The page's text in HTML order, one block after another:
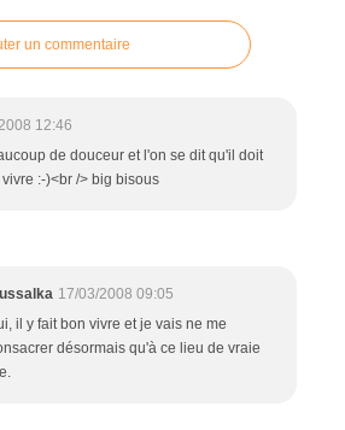
un commentaire
12:46
de douceur et l'on se dit qu'il doit
:-)<br /> big bisous
17/03/2008 09:05
il y fait bon vivre et je vais ne me
désormais qu'à ce lieu de vraie